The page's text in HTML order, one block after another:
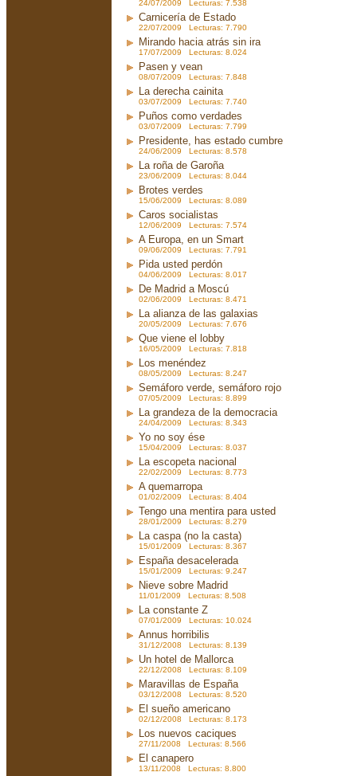
24/07/2009 Lecturas: 7.538
Carnicería de Estado
22/07/2009 Lecturas: 7.790
Mirando hacia atrás sin ira
17/07/2009 Lecturas: 8.024
Pasen y vean
08/07/2009 Lecturas: 7.848
La derecha cainita
03/07/2009 Lecturas: 7.740
Puños como verdades
03/07/2009 Lecturas: 7.799
Presidente, has estado cumbre
24/06/2009 Lecturas: 8.578
La roña de Garoña
23/06/2009 Lecturas: 8.044
Brotes verdes
15/06/2009 Lecturas: 8.089
Caros socialistas
12/06/2009 Lecturas: 7.574
A Europa, en un Smart
09/06/2009 Lecturas: 7.791
Pida usted perdón
04/06/2009 Lecturas: 8.017
De Madrid a Moscú
02/06/2009 Lecturas: 8.471
La alianza de las galaxias
20/05/2009 Lecturas: 7.676
Que viene el lobby
16/05/2009 Lecturas: 7.818
Los menéndez
08/05/2009 Lecturas: 8.247
Semáforo verde, semáforo rojo
07/05/2009 Lecturas: 8.899
La grandeza de la democracia
24/04/2009 Lecturas: 8.343
Yo no soy ése
15/04/2009 Lecturas: 8.037
La escopeta nacional
22/02/2009 Lecturas: 8.773
A quemarropa
01/02/2009 Lecturas: 8.404
Tengo una mentira para usted
28/01/2009 Lecturas: 8.279
La caspa (no la casta)
15/01/2009 Lecturas: 8.367
España desacelerada
15/01/2009 Lecturas: 9.247
Nieve sobre Madrid
11/01/2009 Lecturas: 8.508
La constante Z
07/01/2009 Lecturas: 10.024
Annus horribilis
31/12/2008 Lecturas: 8.139
Un hotel de Mallorca
22/12/2008 Lecturas: 8.109
Maravillas de España
03/12/2008 Lecturas: 8.520
El sueño americano
02/12/2008 Lecturas: 8.173
Los nuevos caciques
27/11/2008 Lecturas: 8.566
El canapero
13/11/2008 Lecturas: 8.800